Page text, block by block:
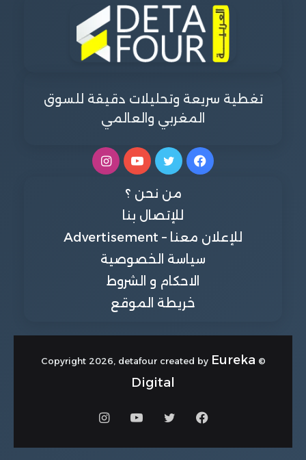
تغطية سريعة وتحليلات دقيقة للسوق
المغربي والعالمي
فيسبوكتويتر يوتيوبانستقرام
من نحن ؟
للإتصال بنا
للإعلان معنا – Advertisement
سياسة الخصوصية
الاحكام و الشروط
خريطة الموقع
© Copyright 2026, detafour created by
Eureka
Digital
فيسبوكتويتر يوتيوبانستقرام